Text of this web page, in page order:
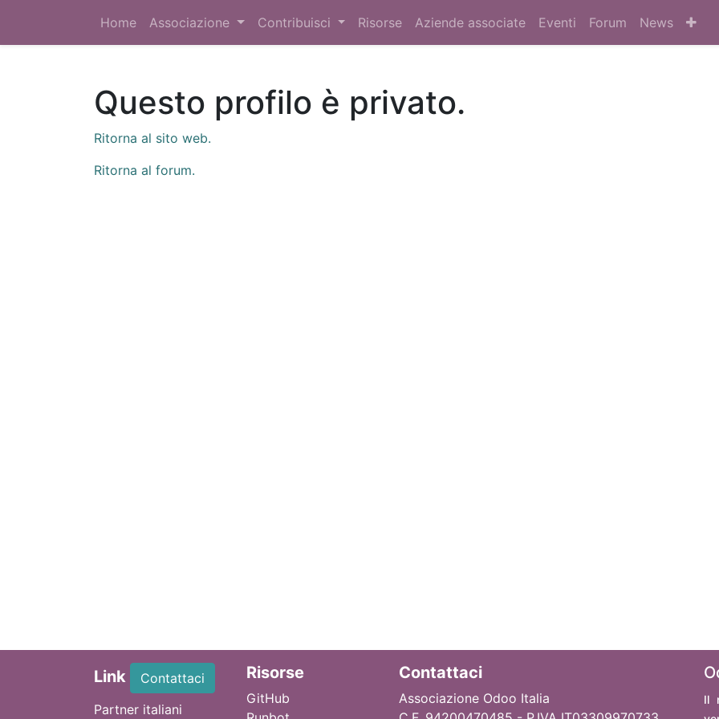
Home Associazione Contribuisci Risorse Aziende associate Eventi Forum News
Questo profilo è privato.
Ritorna al sito web.
Ritorna al forum.
Link
Contattaci
Partner italiani
Risorse
GitHub
Contattaci
Associazione Odoo Italia
Il